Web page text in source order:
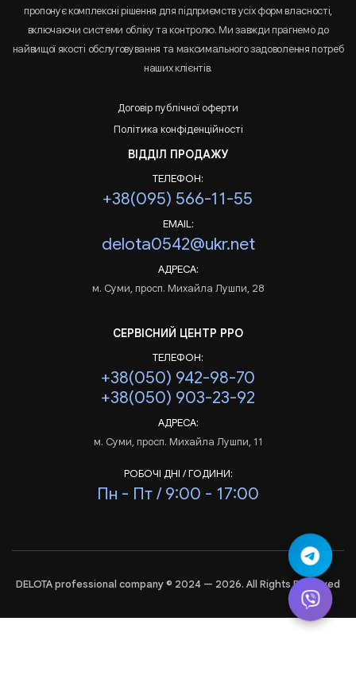
пропонує комплексні рішення для підприємств усіх форм власності,
включаючи системи обліку та контролю. Ми завжди прагнемо до
найвищої якості обслуговування та максимального задоволення потреб
наших клієнтів.
Договір публічної оферти
Політика конфіденційності
ВІДДІЛ ПРОДАЖУ
ТЕЛЕФОН:
+38(095) 566-11-55
EMAIL:
delota0542@ukr.net
АДРЕСА:
м. Суми, просп. Михайла Лушпи, 28
СЕРВІСНИЙ ЦЕНТР РРО
ТЕЛЕФОН:
+38(050) 942-98-70
+38(050) 903-23-92
АДРЕСА:
м. Суми, просп. Михайла Лушпи, 11
РОБОЧІ ДНІ / ГОДИНИ:
Пн - Пт / 9:00 - 17:00
DELOTA professional company © 2024 — 2026. All Rights Reserved